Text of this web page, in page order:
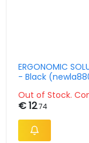
ERGONOMIC
- Black
Out of Stock.
€ 12.74